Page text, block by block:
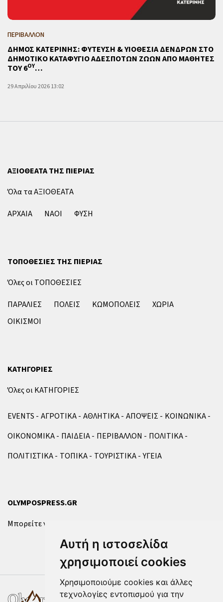
Αυτή η ιστοσελίδα
χρησιμοποιεί cookies
Χρησιμοποιούμε cookies και άλλες
τεχνολογίες εντοπισμού για την
ΠΕΡΙΒΑΛΛΟΝ
ΔΗΜΟΣ ΚΑΤΕΡΙΝΗΣ: ΦΥΤΕΥΣΗ & ΥΙΟΘΕΣΙΑ ΔΕΝΔΡΩΝ ΣΤΟ
ΔΗΜΟΤΙΚΟ ΚΑΤΑΦΥΓΙΟ ΑΔΕΣΠΟΤΩΝ ΖΩΩΝ ΑΠΟ ΜΑΘΗΤΕΣ
ΤΟΥ 6ΟΥ…
29 Απριλίου 2026 13:02
ΑΞΙΟΘΕΑΤΑ ΤΗΣ ΠΙΕΡΙΑΣ
Όλα τα ΑΞΙΟΘΕΑΤΑ
ΑΡΧΑΙΑ
ΝΑΟΙ ΦΥΣΗ
ΤΟΠΟΘΕΣΙΕΣ ΤΗΣ ΠΙΕΡΙΑΣ
Όλες οι ΤΟΠΟΘΕΣΙΕΣ
ΠΑΡΑΛΙΕΣ
ΠΟΛΕΙΣ ΚΩΜΟΠΟΛΕΙΣ
ΧΩΡΙΑ
ΟΙΚΙΣΜΟΙ
ΚΑΤΗΓΟΡΙΕΣ
Όλες οι ΚΑΤΗΓΟΡΙΕΣ
EVENTS ΑΓΡΟΤΙΚΑ ΑΘΛΗΤΙΚΑ ΑΠΟΨΕΙΣ
ΚΟΙΝΩΝΙΚΑ
ΟΙΚΟΝΟΜΙΚΑ
ΠΑΙΔΕΙΑ ΠΕΡΙΒΑΛΛΟΝ
ΠΟΛΙΤΙΚΑ
ΠΟΛΙΤΙΣΤΙΚΑ
ΤΟΠΙΚΑ ΤΟΥΡΙΣΤΙΚΑ ΥΓΕΙΑ
OLYMPOSPRESS.GR
Μπορείτε να επικοινωνήσετε μαζί μας μέσω της